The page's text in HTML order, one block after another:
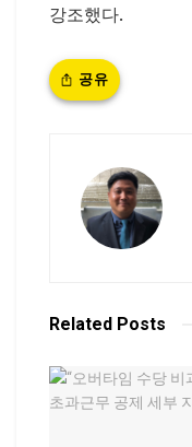
강조했다.
공유
Related Posts